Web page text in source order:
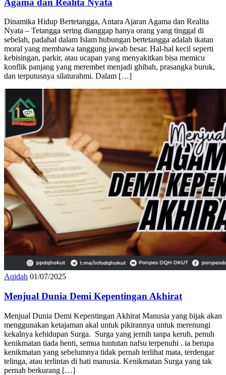
Dinamika Hidup Bertetangga, Antara Ajaran Agama dan Realita
Nyata – Tetangga sering dianggap hanya orang yang tinggal di
sebelah, padahal dalam Islam hubungan bertetangga adalah ikatan
moral yang membawa tanggung jawab besar. Hal-hal kecil seperti
kebisingan, parkir, atau ucapan yang menyakitkan bisa memicu
konflik panjang yang merembet menjadi ghibah, prasangka buruk,
dan terputusnya silaturahmi. Dalam […]
Aqidah 01/07/2025
Menjual Dunia Demi Kepentingan Akhirat
Menjual Dunia Demi Kepentingan Akhirat Manusia yang bijak akan
menggunakan ketajaman akal untuk pikirannya untuk merenungi
kekalnya kehidupan Surga. Surga yang jernih tanpa keruh, penuh
kenikmatan tiada henti, semua tuntutan nafsu terpenuhi . ia berupa
kenikmatan yang sebelumnya tidak pernah terlihat mata, terdengar
telinga, atau terlintas di hati manusia. Kenikmatan Surga yang tak
pernah berkurang […]